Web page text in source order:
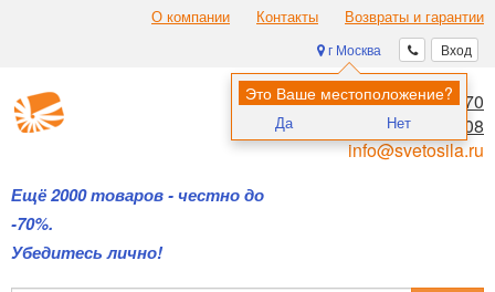
О компании Контакты Возвраты и гарантии
Вход
г Москва
Это Ваше местоположение?
Да Нет
Ещё 2000 товаров - честно до
-70%.
Убедитесь лично!
8 (495) 970-00-70
8 (800) 700-11-08
info@svetosila.ru